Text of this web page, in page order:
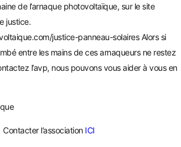
de l’arnaque photovoltaïque, sur le site
justice.
justice-panneau-solairesAlors si
entre les mains de ces arnaqueurs ne restez
l’avp, nous pouvons vous aider à vous en
Contacter l’association ICI